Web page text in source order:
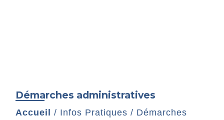
Démarches administratives
Accueil / Infos Pratiques / Démarches